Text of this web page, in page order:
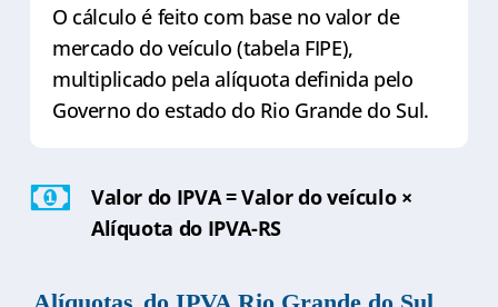
O cálculo é feito com base no valor de
mercado do veículo (tabela FIPE),
multiplicado pela alíquota definida pelo
Governo do estado do Rio Grande do Sul.
Valor do IPVA = Valor do veículo ×
Alíquota do IPVA-RS